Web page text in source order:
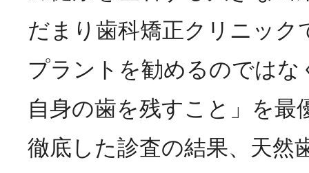
だまり歯科矯正クリニック
プラントを勧めるのではな
自身の歯を残すこと」を最
徹底した診査の結果、天然